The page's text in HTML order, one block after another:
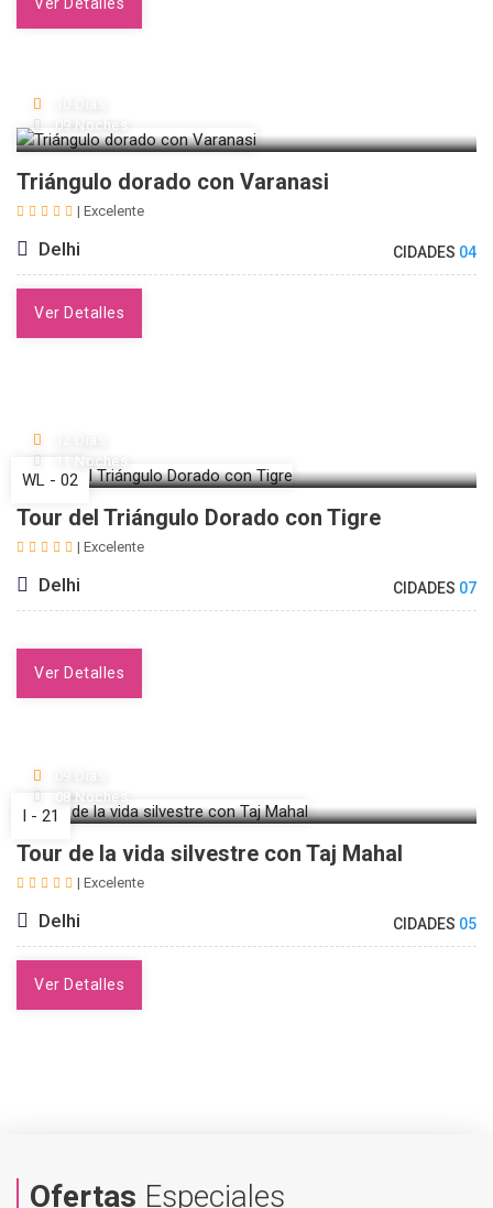
Ver Detalles
09 Noches
Triángulo dorado con Varanasi
| Excelente
Delhi CIDADES 04
Ver Detalles
WL - 02
11 Noches
Tour del Triángulo Dorado con Tigre
| Excelente
Delhi CIDADES 07
Ver Detalles
I - 21
08 Noches
Tour de la vida silvestre con Taj Mahal
| Excelente
Delhi CIDADES 05
Ver Detalles
Ofertas Especiales